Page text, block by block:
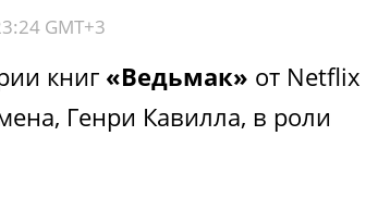
GMT+3
книг «Ведьмак» от Netflix
Генри Кавилла, в роли